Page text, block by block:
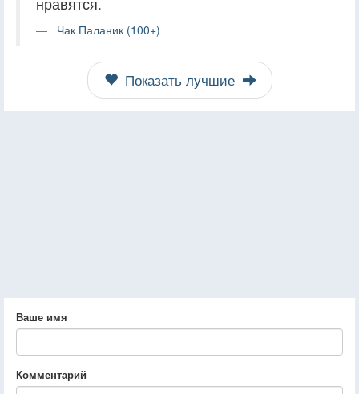
Чак Паланик (100+)
Показать лучшие
Ваше имя
Комментарий